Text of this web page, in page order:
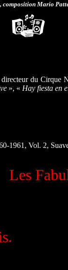
composition Mario
du Cirque
», « Hay fiesta en
1961, Vol. 2,
Les